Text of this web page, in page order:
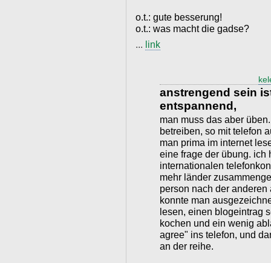
o.t.: gute besserung!
o.t.: was macht die gadse?
... link
anstrengend sein
entspannend,
man muss das aber
betreiben, so mit telefon
man prima im internet
eine frage der übung. ich
internationalen
mehr länder
person nach der
konnte man
lesen, einen blogeintrag
kochen und ein wenig
agree" ins telefon, und
an der reihe.